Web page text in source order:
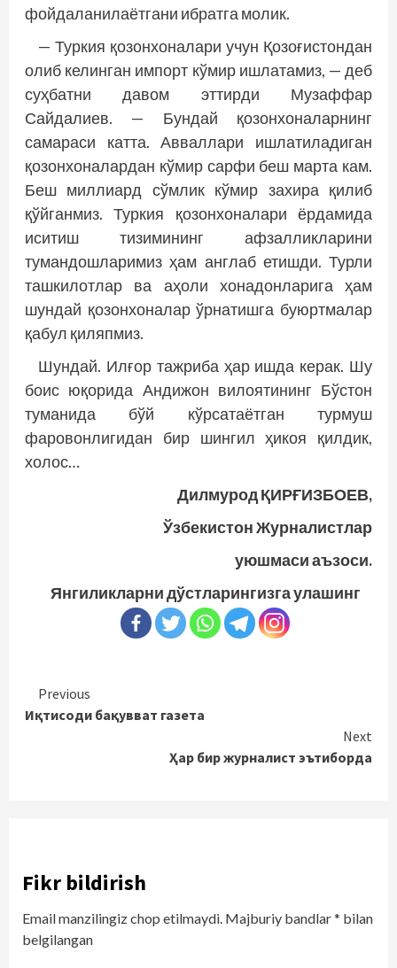
фойдаланилаётгани ибратга молик.
— Туркия қозонхоналари учун Қозоғистондан
олиб келинган импорт кўмир ишлатамиз, — деб
суҳбатни давом эттирди Музаффар
Сайдалиев. — Бундай қозонхоналарнинг
самараси катта. Авваллари ишлатиладиган
қозонхоналардан кўмир сарфи беш марта кам.
Беш миллиард сўмлик кўмир захира қилиб
қўйганмиз. Туркия қозонхоналари ёрдамида
иситиш тизимининг афзалликларини
тумандошларимиз ҳам англаб етишди. Турли
ташкилотлар ва аҳоли хонадонларига ҳам
шундай қозонхоналар ўрнатишга буюртмалар
қабул қиляпмиз.
Шундай. Илғор тажриба ҳар ишда керак. Шу
боис юқорида Андижон вилоятининг Бўстон
туманида бўй кўрсатаётган турмуш
фаровонлигидан бир шингил ҳикоя қилдик,
холос…
Дилмурод ҚИРҒИЗБОЕВ,
Ўзбекистон Журналистлар
уюшмаси аъзоси.
Янгиликларни дўстларингизга улашинг
Continue
Reading
Previous
Иқтисоди бақувват газета
Next
Ҳар бир журналист эътиборда
Fikr bildirish
Email manzilingiz chop etilmaydi. Majburiy bandlar* bilan
belgilangan